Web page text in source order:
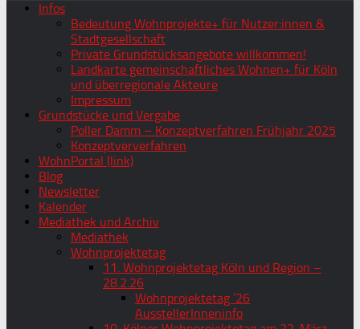
Infos
Bedeutung Wohnprojekte+ für Nutzer:innen &
Stadtgesellschaft
Private Grundstücksangebote willkommen!
Landkarte gemeinschaftliches Wohnen+ für Köln
und überregionale Akteure
Impressum
Grundstücke und Vergabe
Poller Damm – Konzeptverfahren Frühjahr 2025
Konzeptververfahren
WohnPortal (link)
Blog
Newsletter
Kalender
Mediathek und Archiv
Mediathek
Wohnprojektetag
11. Wohnprojektetag Köln und Region –
28.2.26
Wohnprojektetag ’26
AusstellerInneninfo